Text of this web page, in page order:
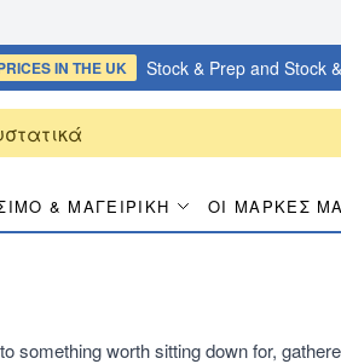
IN THE UK Stock & Prep and Stock
& ΜΑΓΕΙΡΙΚΉ ΟΙ ΜΆΡΚΕΣ
something worth sitting down for,